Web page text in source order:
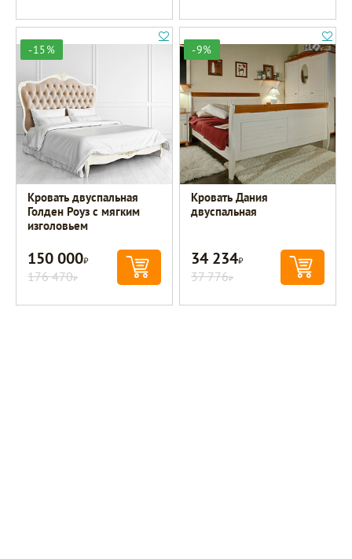
-15%
Кровать двуспальная
Голден Роуз с мягким
изголовьем
150 000Р
176 470Р
-9%
Кровать Дания
двуспальная
34 234Р
37 776Р